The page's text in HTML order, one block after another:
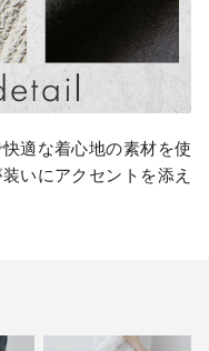
適な着心地の素材を使
いにアクセントを添え